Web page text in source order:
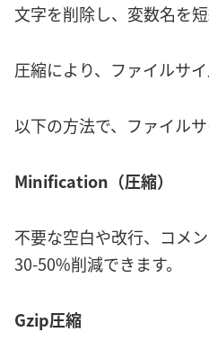
文字を削除し、変数名を
圧縮により、ファイルサイ
以下の方法で、ファイル
Minification（圧縮）
不要な空白や改行、コメ
30-50%削減できます。
Gzip圧縮